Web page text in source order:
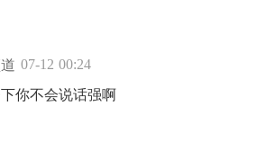
07-12 00:24
你不会说话强啊